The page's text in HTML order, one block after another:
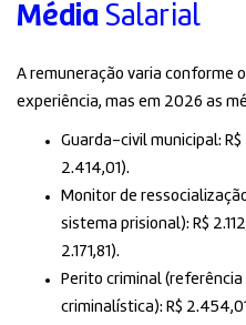
Média Salarial
A remuneração varia conforme
experiência, mas em 2026 as
Guarda-civil municipal: R$
2.414,01).
Monitor de
sistema prisional): R$
2.171,81).
Perito criminal
criminalística): R$